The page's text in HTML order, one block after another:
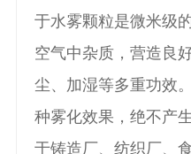
于水雾颗粒是微米级
空气中杂质，营造良
尘、加湿等多重功效
种雾化效果，绝不产
于铸造厂、纺织厂、